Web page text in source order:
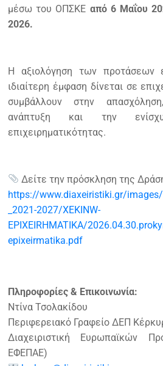
μέσω του ΟΠΣΚΕ από 6 Μαΐου
2026.
Η αξιολόγηση των προτάσεων
ιδιαίτερη έμφαση δίνεται σε
συμβάλλουν στην
ανάπτυξη και την
επιχειρηματικότητας.
Δείτε την πρόσκληση της
https://www.diaxeiristiki.gr/images/
_2021-2027/XEKINW-
EPIXEIRHMATIKA/
epixeirmatika.pdf
Πληροφορίες & Επικοινωνία:
Ντίνα Τσολακίδου
Περιφερειακό Γραφείο ΔΕΠ
Διαχειριστική Ευρωπαϊκών
ΕΦΕΠΑΕ)